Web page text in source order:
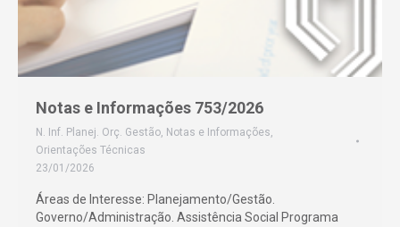
Notas e Informações 753/2026
N. Inf. Planej. Orç. Gestão, Notas e Informações,
Orientações Técnicas
23/01/2026
Áreas de Interesse: Planejamento/Gestão.
Governo/Administração. Assistência Social Programa